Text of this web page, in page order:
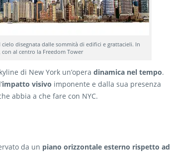
disegnata dalle sommità di edifici e grattacieli. In
al centro la Freedom Tower
di New York un’opera dinamica nel tempo.
impatto visivo imponente e dalla sua presenza
abbia a che fare con NYC.
da un piano orizzontale esterno rispetto ad